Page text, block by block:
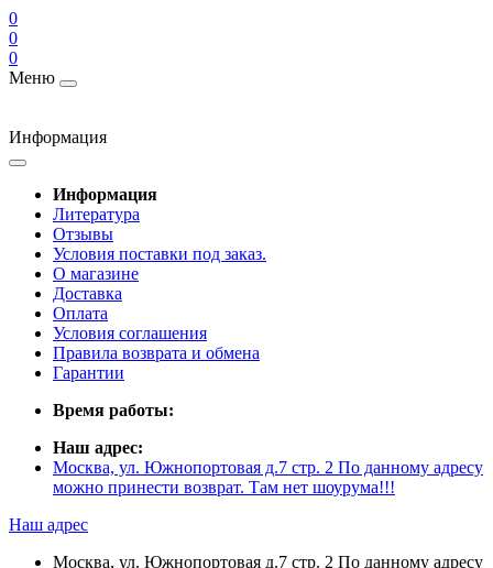
0
0
0
Меню
Информация
Информация
Литература
Отзывы
Условия поставки под заказ.
О магазине
Доставка
Оплата
Условия соглашения
Правила возврата и обмена
Гарантии
Время работы:
Наш адрес:
Москва, ул. Южнопортовая д.7 стр. 2 По данному адресу
можно принести возврат. Там нет шоурума!!!
Наш адрес
Москва, ул. Южнопортовая д.7 стр. 2 По данному адресу